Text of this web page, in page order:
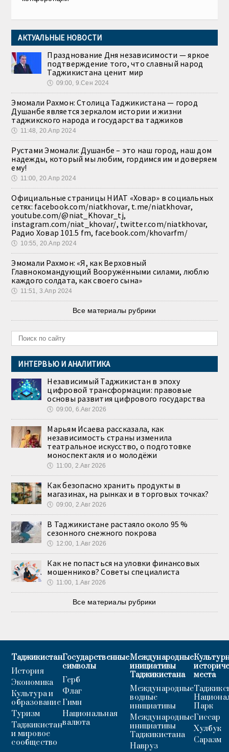
АКТУАЛЬНЫЕ НОВОСТИ
Празднование Дня независимости — яркое
подтверждение того, что славный народ
Таджикистана ценит мир
🕔 09:00, 9.Сен 2024
Эмомали Рахмон: Столица Таджикистана — город
Душанбе является зеркалом истории и жизни
таджикского народа и государства таджиков
🕔 11:48, 20.Апр 2024
Рустами Эмомали: Душанбе – это наш город, наш дом
надежды, который мы любим, гордимся им и доверяем
ему!
🕔 11:00, 20.Апр 2024
Официальные страницы НИАТ «Ховар» в социальных
сетях: facebook.com/niatkhovar, t.me/niatkhovar,
youtube.com/@niat_Khovar_tj,
instagram.com/niat_khovar/, twitter.com/niatkhovar,
Радио Ховар 101.5 fm, facebook.com/khovarfm/
🕔 10:55, 20.Апр 2024
Эмомали Рахмон: «Я, как Верховный
Главнокомандующий Вооружёнными силами, люблю
каждого солдата, как своего сына»
🕔 11:51, 3.Апр 2024
Все материалы рубрики
ИНТЕРВЬЮ И АНАЛИТИКА
Независимый Таджикистан в эпоху
цифровой трансформации: правовые
основы развития цифрового государства
🕔 09:00, 6.Авг 2026
Марьям Исаева рассказала, как
независимость страны изменила
театральное искусство, о подготовке
моноспектакля и о молодёжи
🕔 11:00, 2.Авг 2026
Как безопасно хранить продукты в
магазинах, на рынках и в торговых точках?
🕔 09:00, 2.Авг 2026
В Таджикистане растаяло около 95 %
сезонного снежного покрова
🕔 12:00, 1.Авг 2026
Как не попасться на уловки финансовых
мошенников? Советы специалиста
🕔 11:00, 1.Авг 2026
Все материалы рубрики
Таджикистан
История
Экономика
Культура и
образование
Туризм
Таджикистан
и мировое
сообщество
Государственные
символы
Герб
Флаг
Гимн
Национальная
валюта
Международные
инициативы
Таджикистана
Международные
водные
инициативы
Международные
инициативы
Таджикистана
Навруз
места
Парк
Гиссар
Хулбук
Саразм